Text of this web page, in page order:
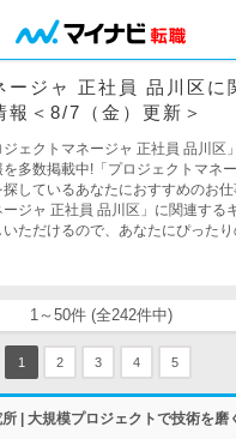
ージャ 正社員 品川区に
報＜8/7（金）更新＞
ェクトマネージャ 正社員 品川区
多数掲載中!「プロジェクトマネ
しているあなたにおすすめのお
ジャ 正社員 品川区」に関連する
ただけるので、あなたにぴった
1～50件 (全242件中)
1 2 3 4 5
| 大規模プロジェクトで技術を磨